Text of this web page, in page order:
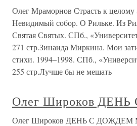
Олег Мраморнов Страсть к
Невидимый собор. О Рильке. Из
Святая Святых. СПб.,
271 стр.Зинаида Миркина. Мои
стихи. 1994–1998. СПб.,
255 стр.Лучше бы не мешать
Олег Широков
Олег Широков ДЕНЬ С ДОЖДЕМ